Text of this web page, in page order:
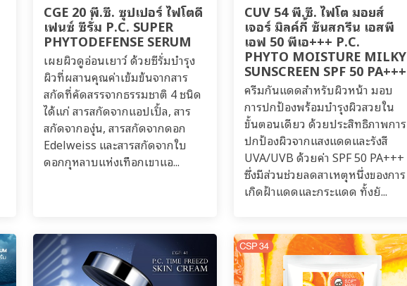
CGE 20 พี.ซี. ซุปเปอร์ ไฟโตดี
เฟนซ์ ซีรั่ม P.C. SUPER
PHYTODEFENSE SERUM
เผยผิวดูอ่อนเยาว์ ด้วยซีรั่มบำรุง
ผิวที่ผสานคุณค่าเข้มข้นจากสาร
สกัดที่คัดสรรจากธรรมชาติ 4 ชนิด
ได้แก่ สารสกัดจากแอปเปิ้ล, สาร
สกัดจากองุ่น, สารสกัดจากดอก
Edelweiss และสารสกัดจากใบ
ดอกกุหลาบแห่งเทือกเขาแอ...
CUV 54 พี.ซี. ไฟโต มอยส์
เจอร์ มิลค์กี้ ซันสกรีน เอสพี
เอฟ 50 พีเอ+++ P.C.
PHYTO MOISTURE MILKY
SUNSCREEN SPF 50 PA+++
ครีมกันแดดสำหรับผิวหน้า มอบ
การปกป้องพร้อมบำรุงผิวสวยใน
ขั้นตอนเดียว ด้วยประสิทธิภาพการ
ปกป้องผิวจากแสงแดดและรังสี
UVA/UVB ด้วยค่า SPF 50 PA+++
ซึ่งมีส่วนช่วยลดสาเหตุหนึ่งของการ
เกิดฝ้าแดดและกระแดด ทั้งยั...